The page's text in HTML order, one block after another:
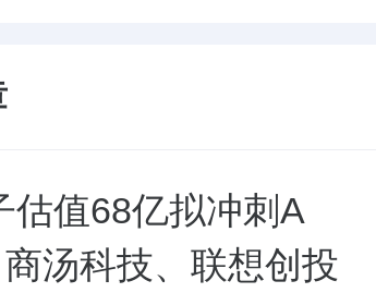
估值68亿拟冲刺A
汤科技、联想创投